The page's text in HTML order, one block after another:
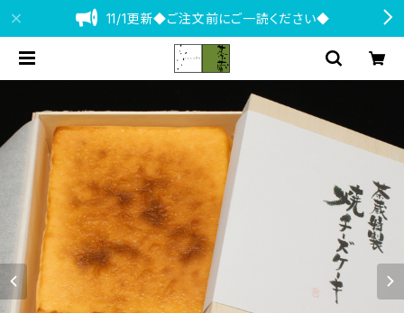
11/1更新◆ご注文前にご一読ください◆